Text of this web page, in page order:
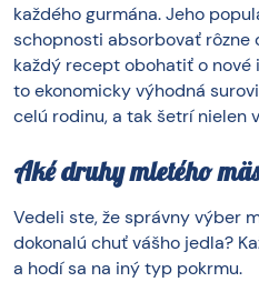
každého gurmána. Jeho
schopnosti absorbovať rôzne
každý recept obohatiť o
to ekonomicky výhodná
celú rodinu, a tak šetrí nielen
Aké druhy mletého
Vedeli ste, že správny výber
dokonalú chuť vášho jedla?
a hodí sa na iný typ pokrmu.